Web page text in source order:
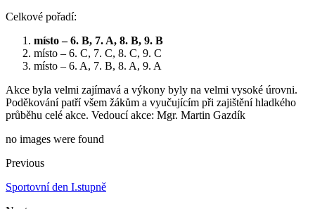
Celkové pořadí:
místo – 6. B, 7. A, 8. B, 9. B
místo – 6. C, 7. C, 8. C, 9. C
místo – 6. A, 7. B, 8. A, 9. A
Akce byla velmi zajímavá a výkony byly na velmi vysoké úrovni.
Poděkování patří všem žákům a vyučujícím při zajištění hladkého
průběhu celé akce. Vedoucí akce: Mgr. Martin Gazdík
no images were found
Previous
Sportovní den I.stupně